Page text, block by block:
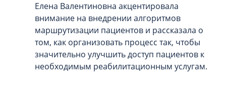
Елена Валентиновна акцентировала
внимание на внедрении алгоритмов
маршрутизации пациентов и рассказала о
том, как организовать процесс так, чтобы
значительно улучшить доступ пациентов к
необходимым реабилитационным услугам.